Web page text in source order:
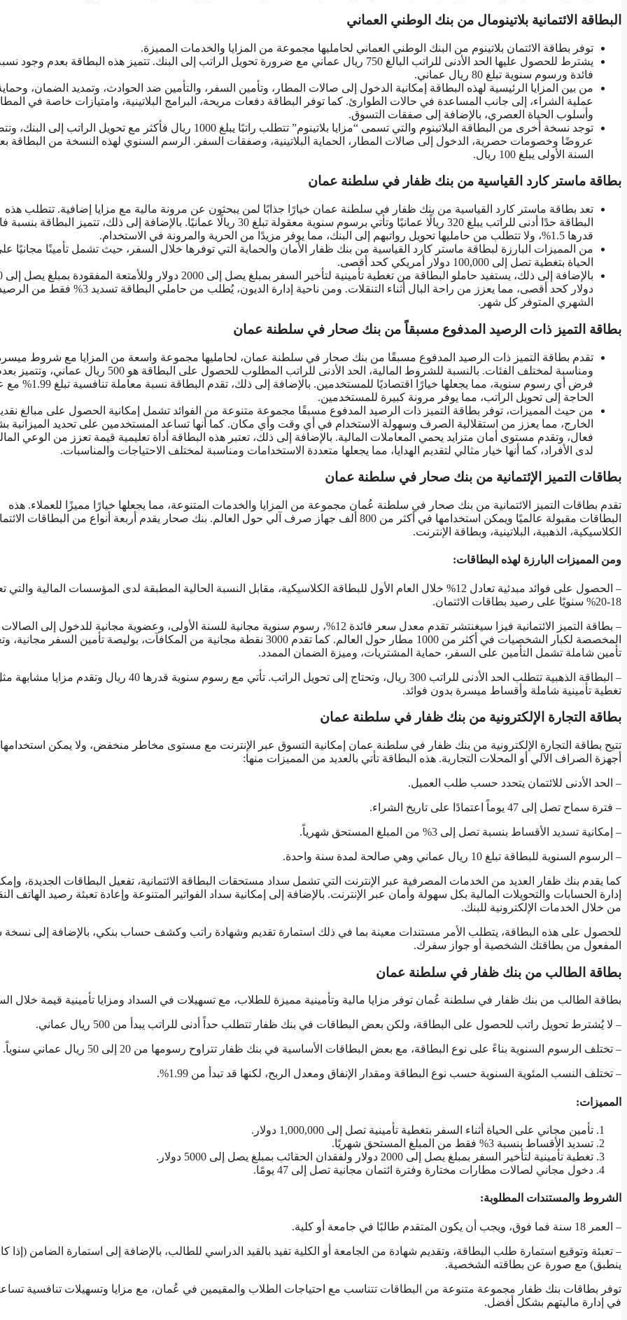
البطاقة الائتمانية بلاتينومال من بنك الوطني العماني
توفر بطاقة الائتمان بلاتينوم من البنك الوطني العماني لحامليها مجموعة من المزايا والخدمات المميزة.
يشترط للحصول عليها الحد الأدنى للراتب البالغ 750 ريال عماني مع ضرورة تحويل الراتب إلى البنك. تتميز هذه البطاقة بعدم وجود
فائدة ورسوم سنوية تبلغ 80 ريال عماني.
من بين المزايا الرئيسية لهذه البطاقة إمكانية الدخول إلى صالات المطار، وتأمين السفر، والتأمين ضد الحوادث، وتمديد الضمان،
عملية الشراء، إلى جانب المساعدة في حالات الطوارئ. كما توفر البطاقة دفعات مريحة، البرامج البلاتينية، وامتيازات خاصة في
وأسلوب الحياة العصري، بالإضافة إلى صفقات التسوق.
توجد نسخة أخرى من البطاقة البلاتينوم والتي تسمى “مزايا بلاتينوم” تتطلب راتبًا يبلغ 1000 ريال فأكثر مع تحويل الراتب إلى
عروضًا وخصومات حصرية، الدخول إلى صالات المطار، الحماية البلاتينية، وصفقات السفر. الرسم السنوي لهذه النسخة من البطاقة
السنة الأولى يبلغ 100 ريال.
بطاقة ماستر كارد القياسية من بنك ظفار في سلطنة عمان
تعد بطاقة ماستر كارد القياسية من بنك ظفار في سلطنة عمان خيارًا جذابًا لمن يبحثون عن مرونة مالية مع مزايا إضافية. تتطلب هذه
البطاقة حدًا أدنى للراتب يبلغ 320 ريالًا عمانيًا وتأتي برسوم سنوية معقولة تبلغ 30 ريالًا عمانيًا. بالإضافة إلى ذلك، تتميز البطاقة
قدرها 1.5%، ولا تتطلب من حامليها تحويل رواتبهم إلى البنك، مما يوفر مزيدًا من الحرية والمرونة في الاستخدام.
من المميزات البارزة لبطاقة ماستر كارد القياسية من بنك ظفار الأمان والحماية التي توفرها خلال السفر، حيث تشمل تأمينًا مجانيًا
الحياة بتغطية تصل إلى 100,000 دولار أمريكي كحد أقصى.
بالإضافة
دولار كحد أقصى، مما يعزز من راحة البال أثناء التنقلات. ومن ناحية إدارة الديون، يُطلب من حاملي البطاقة تسديد 3% فقط من
الشهري المتوفر كل شهر.
بطاقة التميز ذات الرصيد المدفوع مسبقاً من بنك صحار في سلطنة عمان
تقدم بطاقة التميز ذات الرصيد المدفوع مسبقًا من بنك صحار في سلطنة عمان، لحامليها مجموعة واسعة من المزايا مع شروط
ومناسبة لمختلف الفئات. بالنسبة للشروط المالية، الحد الأدنى للراتب المطلوب للحصول على البطاقة هو 500 ريال عماني،
فرض أي رسوم سنوية، مما يجعلها خيارًا اقتصاديًا للمستخدمين. بالإضافة إلى ذلك، تقدم
الحاجة إلى تحويل الراتب، مما يوفر مرونة كبيرة للمستخدمين.
من حيث المميزات، توفر بطاقة التميز ذات الرصيد المدفوع مسبقًا مجموعة متنوعة من الفوائد تشمل إمكانية الحصول على مبالغ
الخارج، مما يعزز من استقلالية الصرف وسهولة الاستخدام في أي وقت وأي مكان. كما أنها تساعد المستخدمين على تحديد الميزانية
فعال، وتقدم مستوى أمان متزايد يحمي المعاملات المالية. بالإضافة إلى ذلك، تعتبر هذه البطاقة أداة تعليمية قيمة تعزز من الوعي
لدى الأفراد، كما أنها خيار مثالي لتقديم الهدايا، مما يجعلها متعددة الاستخدامات ومناسبة لمختلف الاحتياجات والمناسبات.
بطاقات التميز الإئتمانية من بنك صحار في سلطنة عمان
تقدم بطاقات التميز الائتمانية من بنك صحار في سلطنة عُمان مجموعة من المزايا والخدمات المتنوعة، مما يجعلها خيارًا مميزًا للعملاء. هذه
البطاقات مقبولة عالميًا ويمكن استخدامها في أكثر من 800 ألف جهاز صرف آلي حول العالم. بنك صحار يقدم أربعة أنواع من البطاقات
الكلاسيكية، الذهبية، البلاتينية، وبطاقة الإنترنت.
ومن المميزات البارزة لهذه البطاقات:
– الحصول على فوائد مبدئية تعادل 12% خلال العام الأول للبطاقة الكلاسيكية، مقابل النسبة الحالية المطبقة لدى المؤسسات المالية والتي
18-20% سنويًا على رصيد بطاقات الائتمان.
– بطاقة التميز الائتمانية فيزا سيغنتشر تقدم معدل سعر فائدة 12%، رسوم سنوية مجانية للسنة الأولى، وعضوية مجانية للدخول إلى الصالات
المخصصة لكبار الشخصيات في أكثر من 1000 مطار حول العالم. كما تقدم 3000 نقطة مجانية من المكافآت، بوليصة تأمين السفر
تأمين شاملة تشمل التأمين على السفر، حماية المشتريات، وميزة الضمان الممدد.
– البطاقة الذهبية تتطلب الحد الأدنى للراتب 300 ريال، وتحتاج إلى تحويل الراتب. تأتي مع رسوم سنوية قدرها 40 ريال وتقدم مزايا
تغطية تأمينية شاملة وأقساط ميسرة بدون فوائد.
بطاقة التجارة الإلكترونية من بنك ظفار في سلطنة عمان
تتيح بطاقة التجارة الإلكترونية من بنك ظفار في سلطنة عمان إمكانية التسوق عبر الإنترنت مع مستوى مخاطر منخفض، ولا يمكن
أجهزة الصراف الآلي أو المحلات التجارية. هذه البطاقة تأتي بالعديد من المميزات منها:
– الحد الأدنى للائتمان يتحدد حسب طلب العميل.
– فترة سماح تصل إلى 47 يوماً اعتمادًا على تاريخ الشراء.
– إمكانية تسديد الأقساط بنسبة تصل إلى 3% من المبلغ المستحق شهرياً.
– الرسوم السنوية للبطاقة تبلغ 10 ريال عماني وهي صالحة لمدة سنة واحدة.
كما يقدم بنك ظفار العديد من الخدمات المصرفية عبر الإنترنت التي تشمل سداد مستحقات البطاقة الائتمانية، تفعيل البطاقات الجديدة،
إدارة الحسابات والتحويلات المالية بكل سهولة وأمان عبر الإنترنت. بالإضافة إلى إمكانية سداد الفواتير المتنوعة وإعادة تعبئة رصيد الهاتف
من خلال الخدمات الإلكترونية للبنك.
للحصول على هذه البطاقة، يتطلب الأمر مستندات معينة بما في ذلك استمارة تقديم وشهادة راتب وكشف حساب بنكي، بالإضافة إلى نسخة
المفعول من بطاقتك الشخصية أو جواز سفرك.
بطاقة الطالب من بنك ظفار في سلطنة عمان
بطاقة الطالب من بنك ظفار في سلطنة عُمان توفر مزايا مالية وتأمينية مميزة للطلاب، مع تسهيلات في السداد ومزايا تأمينية قيمة خلال
– لا يُشترط تحويل راتب للحصول على البطاقة، ولكن بعض البطاقات في بنك ظفار تتطلب حداً أدنى للراتب يبدأ من 500 ريال عماني.
– تختلف الرسوم السنوية بناءً على نوع البطاقة، مع بعض البطاقات الأساسية في بنك ظفار تتراوح رسومها من 20 إلى 50 ريال عماني سنوياً.
– تختلف النسب المئوية السنوية حسب نوع البطاقة ومقدار الإنفاق ومعدل الربح، لكنها قد تبدأ من 1.99%.
المميزات:
تأمين مجاني على الحياة أثناء السفر بتغطية تأمينية تصل إلى 1,000,000 دولار.
تسديد الأقساط بنسبة 3% فقط من المبلغ المستحق شهريًا.
تغطية تأمينية لتأخير السفر بمبلغ يصل إلى 2000 دولار ولفقدان الحقائب بمبلغ يصل إلى 5000 دولار.
دخول مجاني لصالات مطارات مختارة وفترة ائتمان مجانية تصل إلى 47 يومًا.
الشروط والمستندات المطلوبة:
– العمر 18 سنة فما فوق، ويجب أن يكون المتقدم طالبًا في جامعة أو كلية.
– تعبئة وتوقيع استمارة طلب البطاقة، وتقديم شهادة من الجامعة أو الكلية تفيد بالقيد الدراسي للطالب، بالإضافة إلى استمارة الضامن (إذا
ينطبق) مع صورة عن بطاقته الشخصية.
توفر بطاقات بنك ظفار مجموعة متنوعة من البطاقات تتناسب مع احتياجات الطلاب والمقيمين في عُمان، مع مزايا وتسهيلات تنافسية
في إدارة ماليتهم بشكل أفضل.